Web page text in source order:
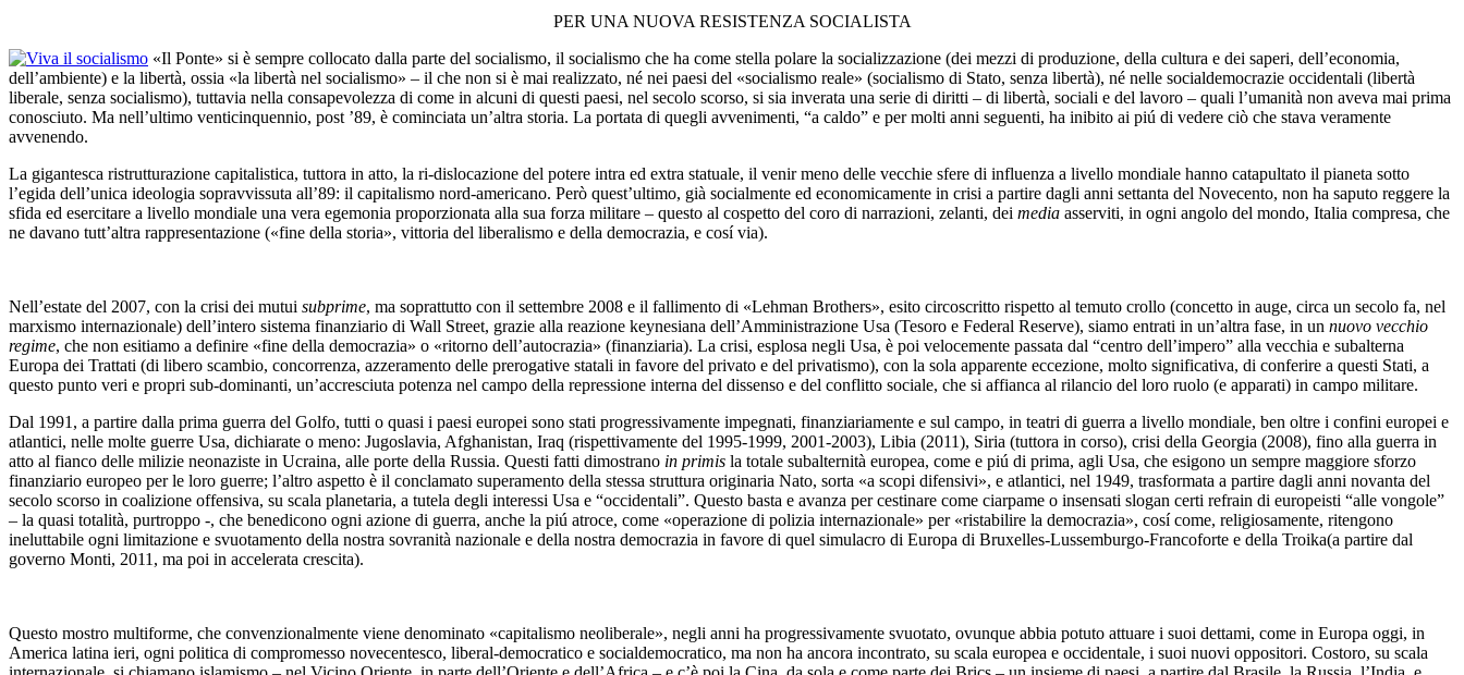
PER UNA NUOVA RESISTENZA SOCIALISTA
«Il Ponte» si è sempre collocato dalla parte del socialismo, il socialismo che ha come stella polare la socializzazione (dei mezzi di produzione, della cultura e dei saperi, dell’economia,
dell’ambiente) e la libertà, ossia «la libertà nel socialismo» – il che non si è mai realizzato, né nei paesi del «socialismo reale» (socialismo di Stato, senza libertà), né nelle socialdemocrazie occidentali (libertà
liberale, senza socialismo), tuttavia nella consapevolezza di come in alcuni di questi paesi, nel secolo scorso, si sia inverata una serie di diritti – di libertà, sociali e del lavoro – quali l’umanità non aveva mai prima
conosciuto. Ma nell’ultimo venticinquennio, post ’89, è cominciata un’altra storia. La portata di quegli avvenimenti, “a caldo” e per molti anni seguenti, ha inibito ai piú di vedere ciò che stava veramente
avvenendo.
La gigantesca ristrutturazione capitalistica, tuttora in atto, la ri-dislocazione del potere intra ed extra statuale, il venir meno delle vecchie sfere di influenza a livello mondiale hanno catapultato il pianeta sotto
l’egida dell’unica ideologia sopravvissuta all’89: il capitalismo nord-americano. Però quest’ultimo, già socialmente ed economicamente in crisi a partire dagli anni settanta del Novecento, non ha saputo reggere la
sfida ed esercitare a livello mondiale una vera egemonia proporzionata alla sua forza militare – questo al cospetto del coro di narrazioni, zelanti, dei media asserviti, in ogni angolo del mondo, Italia compresa, che
ne davano tutt’altra rappresentazione («fine della storia», vittoria del liberalismo e della democrazia, e cosí via).
Nell’estate del 2007, con la crisi dei mutui subprime, ma soprattutto con il settembre 2008 e il fallimento di «Lehman Brothers», esito circoscritto rispetto al temuto crollo (concetto in auge, circa un secolo fa, nel
marxismo internazionale) dell’intero sistema finanziario di Wall Street, grazie alla reazione keynesiana dell’Amministrazione Usa (Tesoro e Federal Reserve), siamo entrati in un’altra fase, in un nuovo vecchio
regime, che non esitiamo a definire «fine della democrazia» o «ritorno dell’autocrazia» (finanziaria). La crisi, esplosa negli Usa, è poi velocemente passata dal “centro dell’impero” alla vecchia e subalterna
Europa dei Trattati (di libero scambio, concorrenza, azzeramento delle prerogative statali in favore del privato e del privatismo), con la sola apparente eccezione, molto significativa, di conferire a questi Stati, a
questo punto veri e propri sub-dominanti, un’accresciuta potenza nel campo della repressione interna del dissenso e del conflitto sociale, che si affianca al rilancio del loro ruolo (e apparati) in campo militare.
Dal 1991, a partire dalla prima guerra del Golfo, tutti o quasi i paesi europei sono stati progressivamente impegnati, finanziariamente e sul campo, in teatri di guerra a livello mondiale, ben oltre i confini europei e
atlantici, nelle molte guerre Usa, dichiarate o meno: Jugoslavia, Afghanistan, Iraq (rispettivamente del 1995-1999, 2001-2003), Libia (2011), Siria (tuttora in corso), crisi della Georgia (2008), fino alla guerra in
atto al fianco delle milizie neonaziste in Ucraina, alle porte della Russia. Questi fatti dimostrano in primis la totale subalternità europea, come e piú di prima, agli Usa, che esigono un sempre maggiore sforzo
finanziario europeo per le loro guerre; l’altro aspetto è il conclamato superamento della stessa struttura originaria Nato, sorta «a scopi difensivi», e atlantici, nel 1949, trasformata a partire dagli anni novanta del
secolo scorso in coalizione offensiva, su scala planetaria, a tutela degli interessi Usa e “occidentali”. Questo basta e avanza per cestinare come ciarpame o insensati slogan certi refrain di europeisti “alle vongole”
– la quasi totalità, purtroppo -, che benedicono ogni azione di guerra, anche la piú atroce, come «operazione di polizia internazionale» per «ristabilire la democrazia», cosí come, religiosamente, ritengono
ineluttabile ogni limitazione e svuotamento della nostra sovranità nazionale e della nostra democrazia in favore di quel simulacro di Europa di Bruxelles-Lussemburgo-Francoforte e della Troika(a partire dal
governo Monti, 2011, ma poi in accelerata crescita).
Questo mostro multiforme, che convenzionalmente viene denominato «capitalismo neoliberale», negli anni ha progressivamente svuotato, ovunque abbia potuto attuare i suoi dettami, come in Europa oggi, in
America latina ieri, ogni politica di compromesso novecentesco, liberal-democratico e socialdemocratico, ma non ha ancora incontrato, su scala europea e occidentale, i suoi nuovi oppositori. Costoro, su scala